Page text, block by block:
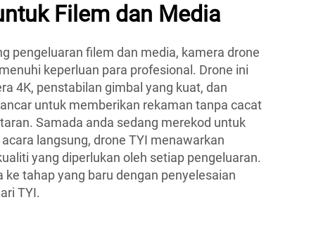
Filem dan Media
pengeluaran filem dan media, kamera drone
keperluan para profesional. Drone ini
4K, penstabilan gimbal yang kuat, dan
untuk memberikan rekaman tanpa cacat
Samada anda sedang merekod untuk
langsung, drone TYI menawarkan
yang diperlukan oleh setiap pengeluaran.
ke tahap yang baru dengan penyelesaian
TYI.